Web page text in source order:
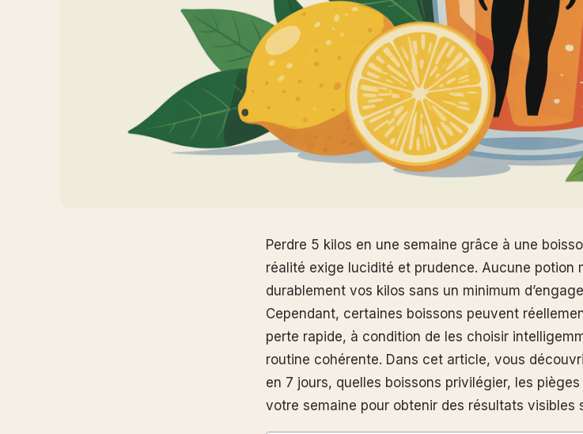
Perdre 5 kilos en une semaine grâce à une
réalité exige lucidité et prudence. Aucune potion
durablement vos kilos sans un minimum
Cependant, certaines boissons peuvent
perte rapide, à condition de les choisir
routine cohérente. Dans cet article, vous
en 7 jours, quelles boissons privilégier, les
votre semaine pour obtenir des résultats visibles